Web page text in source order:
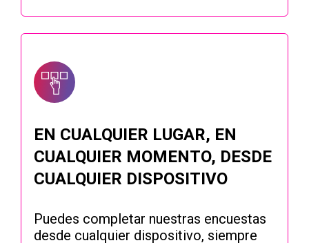
EN CUALQUIER LUGAR, EN
CUALQUIER MOMENTO, DESDE
CUALQUIER DISPOSITIVO
Puedes completar nuestras encuestas
desde cualquier dispositivo, siempre